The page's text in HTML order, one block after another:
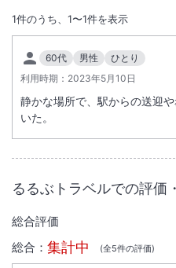
一万坪の敷地を有し、赤目の自然
一軒宿です。時間を忘れてゆっく
温泉
1件のうち、 1〜1件を表示
60代 男性
ひとり
利用時期： 2023年5月10日
静かな場所で、駅からの送迎
いた。
るるぶトラベルでの評価
総合評価
総合： 集計中 (全5件の評価)